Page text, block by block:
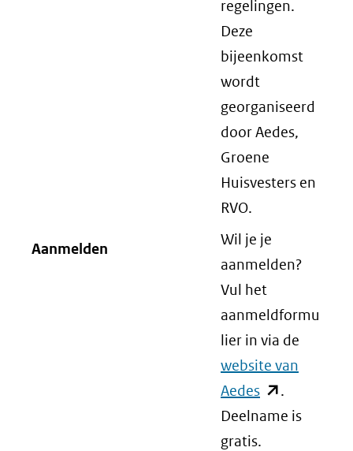
regelingen.
Deze
bijeenkomst
wordt
georganiseerd
door Aedes,
Groene
Huisvesters en
RVO.
Aanmelden
Wil je je
aanmelden?
Vul het
aanmeldformu
lier in via de
website van
Aedes(opent
in
nieuw
.
Deelname is
gratis.